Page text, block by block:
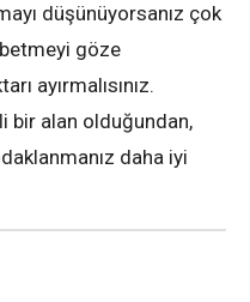
düşünüyorsanız çok
göze
ayırmalısınız.
bir alan olduğundan,
daha iyi